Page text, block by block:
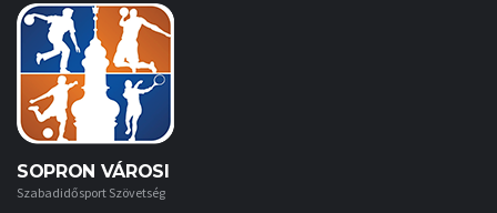
SOPRON VÁROSI
Szabadidősport Szövetség